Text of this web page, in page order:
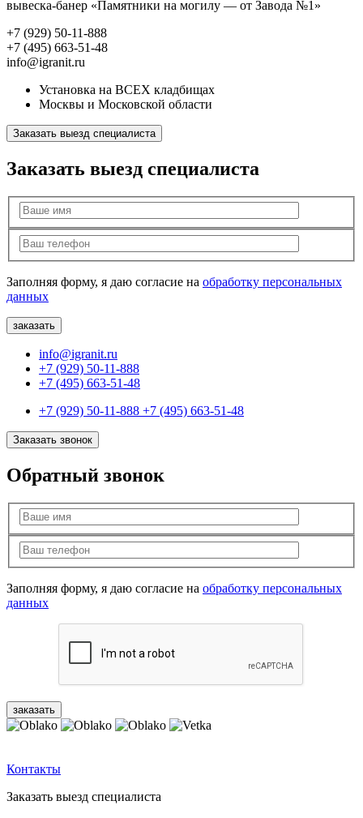
вывеска-банер «Памятники на могилу — от Завода №1»
+7 (929) 50-11-888
+7 (495) 663-51-48
info@igranit.ru
Установка на ВСЕХ кладбищах
Москвы и Московской области
Заказать выезд специалиста
Заказать выезд специалиста
Заполняя форму, я даю согласие на обработку персональных
данных
info@igranit.ru
+7 (929) 50-11-888
+7 (495) 663-51-48
+7 (929) 50-11-888 +7 (495) 663-51-48
Заказать звонок
Обратный звонок
Заполняя форму, я даю согласие на обработку персональных
данных
Контакты
Заказать выезд специалиста